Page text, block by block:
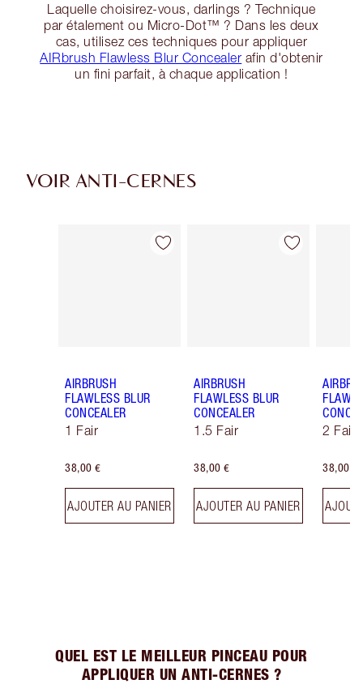
Laquelle choisirez-vous, darlings ? Technique
par étalement ou Micro-Dot™ ? Dans les deux
cas, utilisez ces techniques pour appliquer
AIRbrush Flawless Blur Concealer afin d'obtenir
un fini parfait, à chaque application !
VOIR ANTI-CERNES
Article 1 sur 91
AIRBRUSH
FLAWLESS BLUR
CONCEALER
1 Fair
38,00 €
AJOUTER AU PANIER
Article 2 sur 91
AIRBRUSH
FLAWLESS BLUR
CONCEALER
1.5 Fair
38,00 €
AJOUTER AU PANIER
2 Fair
38,00 €
QUEL EST LE MEILLEUR PINCEAU POUR
APPLIQUER UN ANTI-CERNES ?